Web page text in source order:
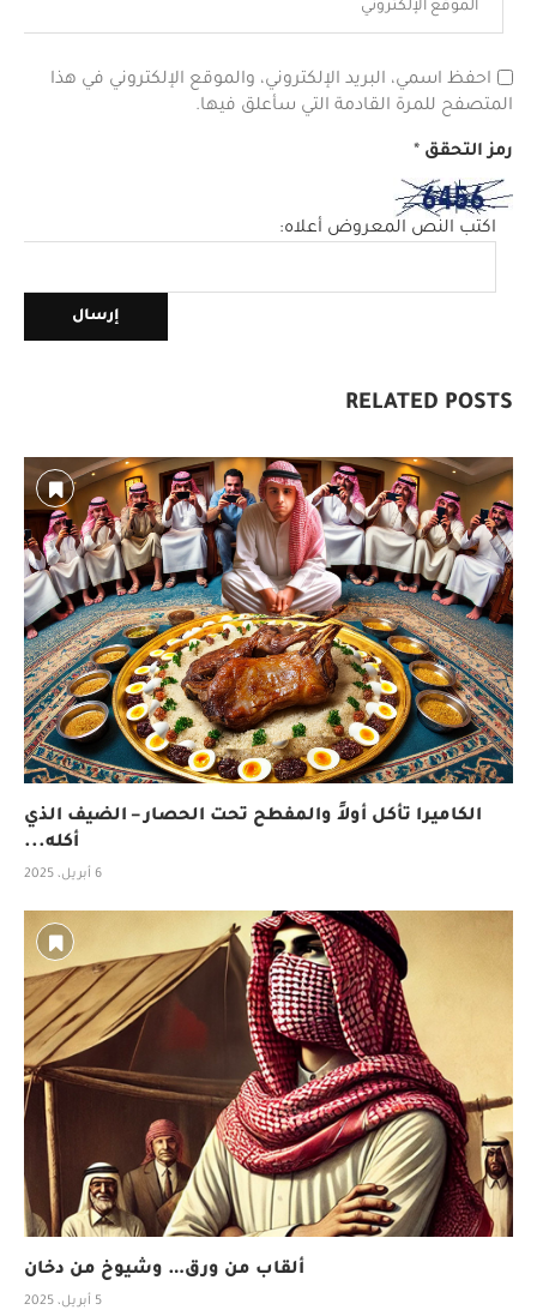
احفظ اسمي، البريد الإلكتروني، والموقع الإلكتروني في هذا
المتصفح للمرة القادمة التي سأعلق فيها.
رمز التحقق *
اكتب النص المعروض أعلاه:
RELATED POSTS
الكاميرا تأكل أولاً والمفطح تحت الحصار – الضيف الذي
أكله...
6 أبريل، 2025
ألقاب من ورق… وشيوخ من دخان
5 أبريل، 2025